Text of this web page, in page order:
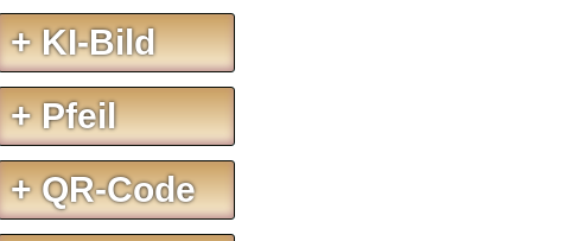
+ KI-Bild
+ Pfeil
+ QR-Code